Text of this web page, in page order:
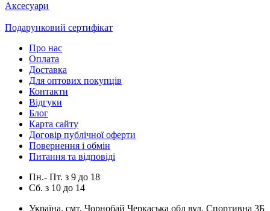
Аксесуари
Подарунковий сертифікат
Про нас
Оплата
Доставка
Для оптових покупців
Контакти
Відгуки
Блог
Карта сайту
Договір публічної оферти
Повернення і обмін
Питання та відповіді
Пн.- Пт. з 9 до 18
Сб. з 10 до 14
Україна, смт. Чорнобай Черкаська обл вул. Спортивна 3Б